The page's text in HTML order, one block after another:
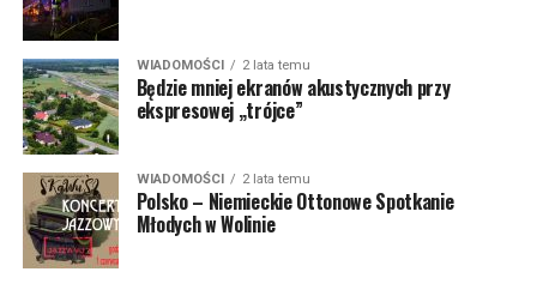
WIADOMOŚCI 2 lata temu
Będzie mniej ekranów akustycznych przy
ekspresowej „trójce”
WIADOMOŚCI 2 lata temu
Polsko – Niemieckie Ottonowe Spotkanie
Młodych w Wolinie